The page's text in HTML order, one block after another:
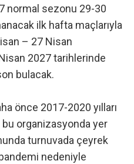
normal sezonu 29-30
ilk hafta maçlarıyla
– 27 Nisan
2027 tarihlerinde
bulacak.
önce 2017-2020 yılları
organizasyonda yer
turnuvada çeyrek
nedeniyle